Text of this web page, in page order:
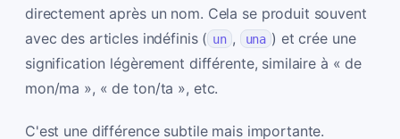
directement après un nom. Cela se produit souvent
avec des articles indéfinis ( un , una ) et crée une
signification légèrement différente, similaire à « de
mon/ma », « de ton/ta », etc.
C'est une différence subtile mais importante.